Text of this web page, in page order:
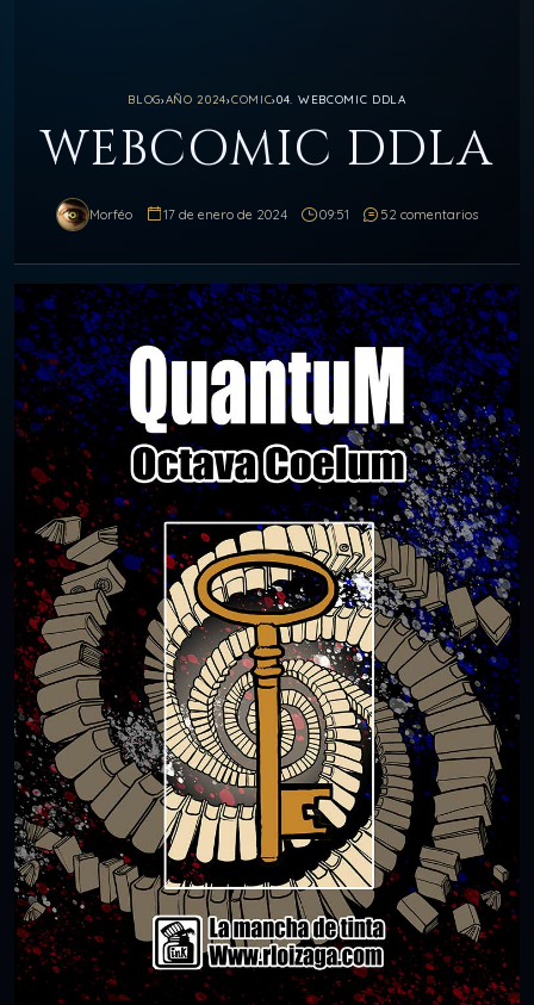
BLOG›AÑO 2024›COMIC›04. WEBCOMIC DDLA
WEBCOMIC DDLA
Morféo 17 de enero de 2024 09:51 52 comentarios